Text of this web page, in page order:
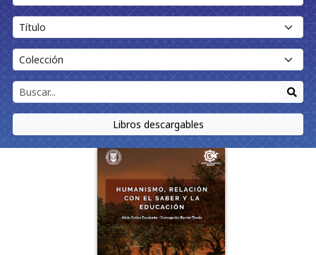
Libros descargables